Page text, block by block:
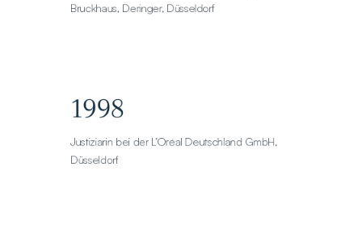
Bruckhaus, Deringer, Düsseldorf
1998
Justiziarin bei der L’Oréal Deutschland GmbH,
Düsseldorf